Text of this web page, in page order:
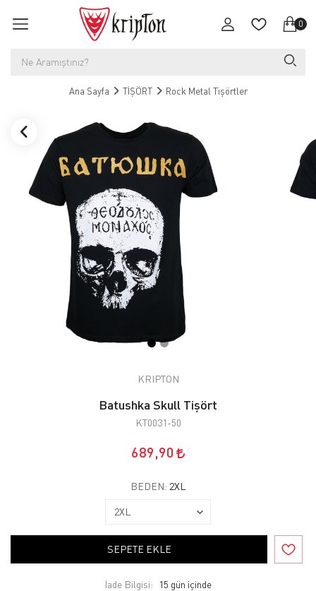
0
Ana Sayfa TİŞÖRT Rock Metal Tişörtler
KRIPTON
Batushka Skull Tişört
KT0031-50
689,90
BEDEN: 2XL
SEPETE EKLE
İade Bilgisi: